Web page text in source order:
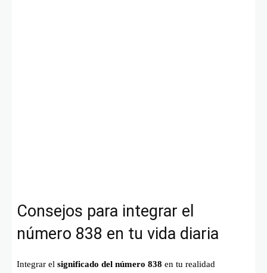
Consejos para integrar el
número 838 en tu vida diaria
Integrar el significado del número 838 en tu realidad